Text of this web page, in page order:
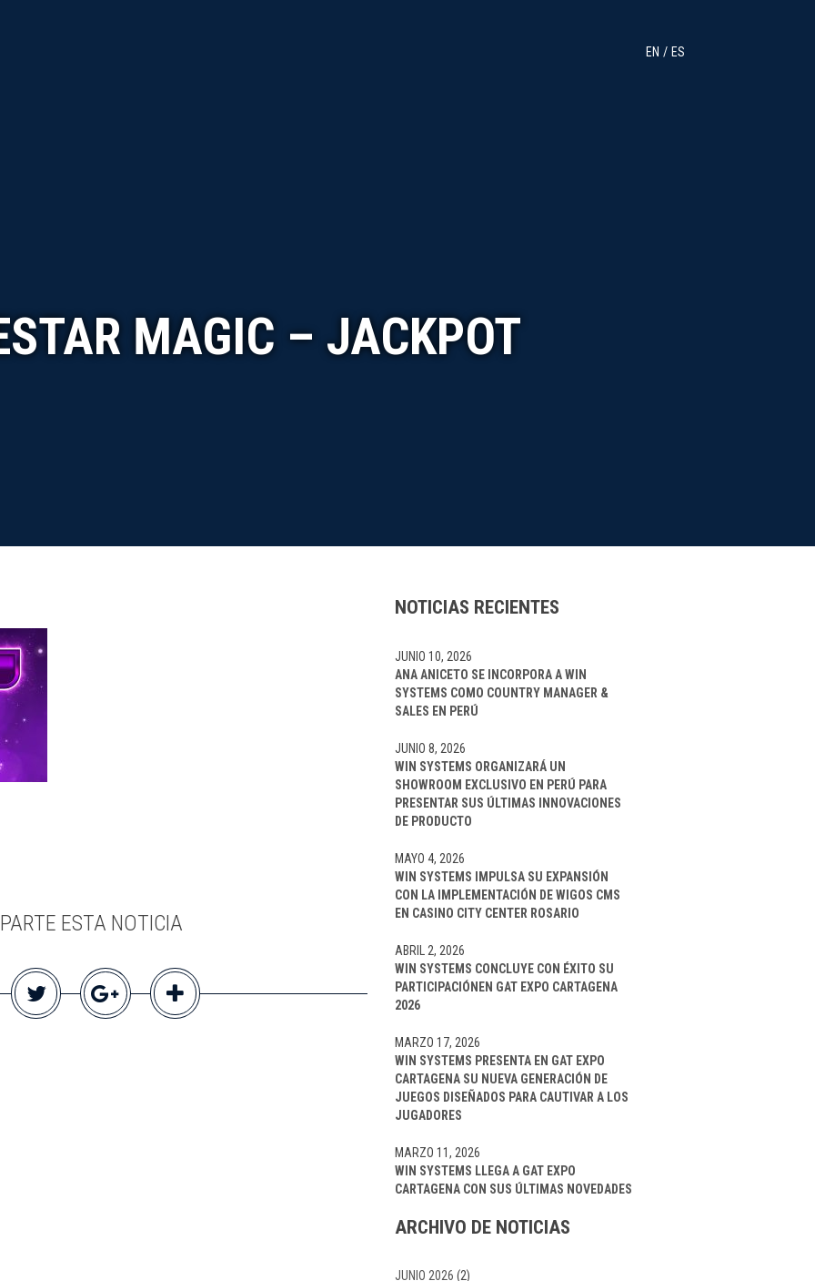
EN ES
MAGIC – JACKPOT
ESTA NOTICIA
NOTICIAS RECIENTES
ANA ANICETO SE INCORPORA A WIN
SYSTEMS COMO COUNTRY MANAGER &
SALES EN PERÚ
JUNIO 10, 2026
WIN SYSTEMS ORGANIZARÁ UN
SHOWROOM EXCLUSIVO EN PERÚ PARA
PRESENTAR SUS ÚLTIMAS INNOVACIONES
DE PRODUCTO
JUNIO 8, 2026
WIN SYSTEMS IMPULSA SU EXPANSIÓN
CON LA IMPLEMENTACIÓN DE WIGOS CMS
EN CASINO CITY CENTER ROSARIO
MAYO 4, 2026
WIN SYSTEMS CONCLUYE CON ÉXITO SU
PARTICIPACIÓNEN GAT EXPO CARTAGENA
2026
ABRIL 2, 2026
WIN SYSTEMS PRESENTA EN GAT EXPO
CARTAGENA SU NUEVA GENERACIÓN DE
JUEGOS DISEÑADOS PARA CAUTIVAR A LOS
JUGADORES
MARZO 17, 2026
WIN SYSTEMS LLEGA A GAT EXPO
CARTAGENA CON SUS ÚLTIMAS NOVEDADES
MARZO 11, 2026
ARCHIVO DE NOTICIAS
JUNIO 2026 (2)